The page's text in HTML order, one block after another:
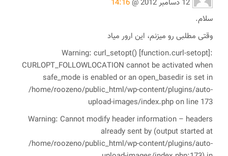
12 دسامبر 2012 @
14:16
سلام.
وقتی مطلبی رو میزنم، این ارور میاد
Warning: curl_setopt() [function.curl-setopt]:
CURLOPT_FOLLOWLOCATION cannot be activated when
safe_mode is enabled or an open_basedir is set in
/home/roozeno/public_html/wp-content/plugins/auto-
upload-images/index.php on line 173
Warning: Cannot modify header information – headers
already sent by (output started at
/home/roozeno/public_html/wp-content/plugins/auto-